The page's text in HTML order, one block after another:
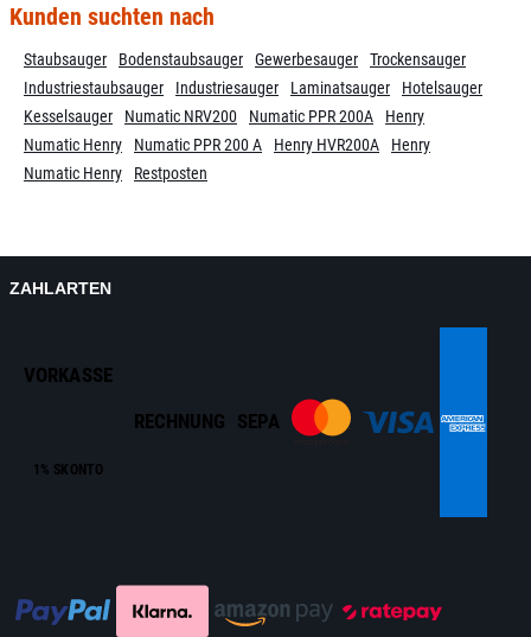
Kunden suchten nach
Staubsauger Bodenstaubsauger Gewerbesauger
Trockensauger
Industriestaubsauger
Industriesauger Laminatsauger
Hotelsauger
Kesselsauger
Numatic NRV200 Numatic PPR 200A
Henry
Numatic Henry
Numatic PPR 200 A Henry HVR200A
Henry
Numatic Henry
Restposten
ZAHLARTEN
VORKASSE
1% SKONTO
RECHNUNG SEPA